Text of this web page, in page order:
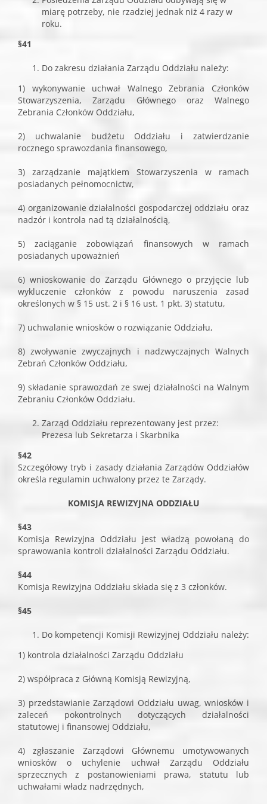
miarę potrzeby, nie rzadziej jednak niż 4 razy w
roku.
§41
Do zakresu działania Zarządu Oddziału należy:
1) wykonywanie uchwał Walnego Zebrania Członków
Stowarzyszenia, Zarządu Głównego oraz Walnego
Zebrania Członków Oddziału,
2) uchwalanie budżetu Oddziału i zatwierdzanie
rocznego sprawozdania finansowego,
3) zarządzanie majątkiem Stowarzyszenia w ramach
posiadanych pełnomocnictw,
4) organizowanie działalności gospodarczej oddziału oraz
nadzór i kontrola nad tą działalnością,
5) zaciąganie zobowiązań finansowych w ramach
posiadanych upoważnień
6) wnioskowanie do Zarządu Głównego o przyjęcie lub
wykluczenie członków z powodu naruszenia zasad
określonych w § 15 ust. 2 i § 16 ust. 1 pkt. 3) statutu,
7) uchwalanie wniosków o rozwiązanie Oddziału,
8) zwoływanie zwyczajnych i nadzwyczajnych Walnych
Zebrań Członków Oddziału,
9) składanie sprawozdań ze swej działalności na Walnym
Zebraniu Członków Oddziału.
Zarząd Oddziału reprezentowany jest przez:
Prezesa lub Sekretarza i Skarbnika
§42
Szczegółowy tryb i zasady działania Zarządów Oddziałów
określa regulamin uchwalony przez te Zarządy.
KOMISJA REWIZYJNA ODDZIAŁU
§43
Komisja Rewizyjna Oddziału jest władzą powołaną do
sprawowania kontroli działalności Zarządu Oddziału.
§44
Komisja Rewizyjna Oddziału składa się z 3 członków.
§45
Do kompetencji Komisji Rewizyjnej Oddziału należy:
1) kontrola działalności Zarządu Oddziału
2) współpraca z Główną Komisją Rewizyjną,
3) przedstawianie Zarządowi Oddziału uwag, wniosków i
zaleceń pokontrolnych dotyczących działalności
statutowej i finansowej Oddziału,
4) zgłaszanie Zarządowi Głównemu umotywowanych
wniosków o uchylenie uchwał Zarządu Oddziału
sprzecznych z postanowieniami prawa, statutu lub
uchwałami władz nadrzędnych,